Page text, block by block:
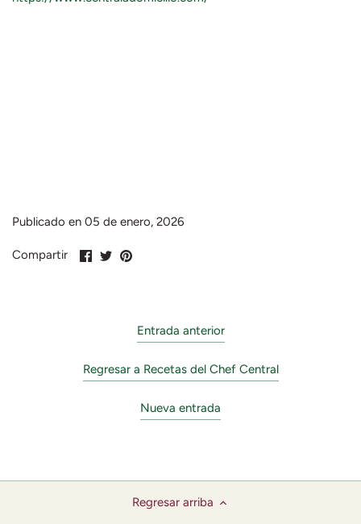
Publicado en 05 de enero, 2026
Compartir
Compartir
Compartir
Pin
Entrada anterior
Regresar a Recetas del Chef Central
Nueva entrada
Regresar arriba